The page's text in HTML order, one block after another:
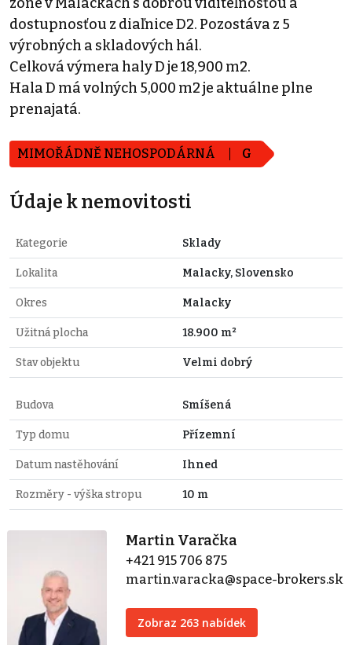
dostupnosťou z diaľnice D2. Pozostáva z 5
výrobných a skladových hál.
Celková výmera haly D je 18,900 m2.
Hala D má volných 5,000 m2 je aktuálne plne
prenajatá.
MIMOŘÁDNĚ NEHOSPODÁRNÁ G
Údaje k nemovitosti
Kategorie Sklady
Lokalita Malacky, Slovensko
Okres Malacky
Užitná plocha 18.900 m²
Stav objektu Velmi dobrý
Budova Smíšená
Typ domu Přízemní
Datum nastěhování Ihned
Rozměry - výška stropu 10 m
Martin Varačka
+421 915 706 875
martin.varacka@space-brokers.sk
Zobraz 263 nabídek